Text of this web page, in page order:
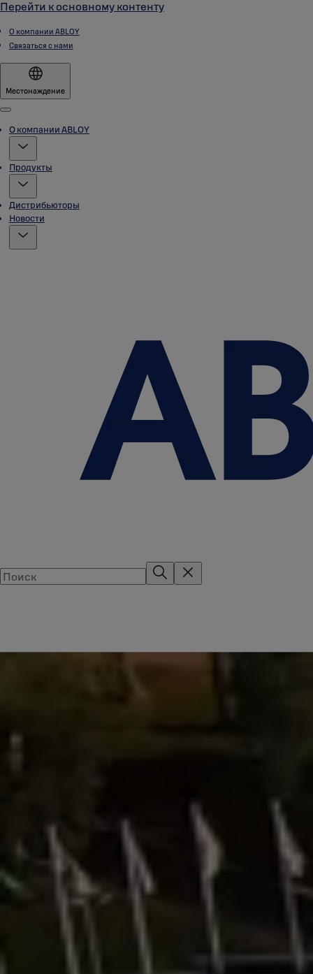
Перейти к основному контенту
О компании ABLOY
Связаться с нами
Местонаждение
Menu
О компании ABLOY
Продукты
Дистрибьюторы
Новости